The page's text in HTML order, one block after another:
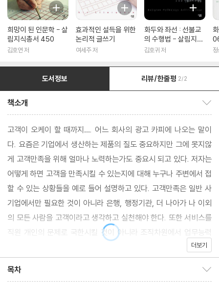
희망이 된 인문학 - 살
림지식총서 450
김호연 저
효과적인 설득을 위한
논리적 글쓰기
여세주 저
화두와 좌선 : 선불교
의 수행법 - 살림지식
총서 316
김호귀 저
도서정보 리뷰/한줄평 2/2
책소개
고객이 오케이 할 때까지…. 어느 회사의 광고 카피에 나오는 말이
다. 요즘은 기업에서 생산하는 제품의 질도 중요하지만 그에 못지않
게 고객만족을 위해 얼마나 노력하는가도 중요시 되고 있다. 저자는
어떻게 하면 고객을 만족시킬 수 있는지에 대해 누구나 주변에서 접
할 수 있는 상황들을 예로 들어 설명하고 있다. 고객만족은 일반 사
기업에서만 필요한 것이 아니라 은행, 행정기관, 더 나아가 나 이외
의 모든 사람을 고객이라고 생각하고 실천해야 한다. 또한 서비스를
직원 개인의 문제로 국한시킬 것이 아니라 조직차원에서 업무능력
더보기
목차